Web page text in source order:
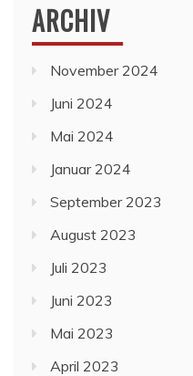
ARCHIV
November 2024
Juni 2024
Mai 2024
Januar 2024
September 2023
August 2023
Juli 2023
Juni 2023
Mai 2023
April 2023